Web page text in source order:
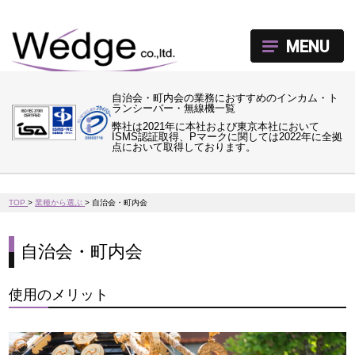
自治会・町内会の業務におすすめのインカム・ト
ランシーバー・無線機一覧
弊社は2021年に本社および東京本社において
ISMS認証取得、Pマークに関しては2022年に全拠
点において取得しております。
MENU
TOP>業種から選ぶ> 自治会・町内会
自治会・町内会
使用のメリット